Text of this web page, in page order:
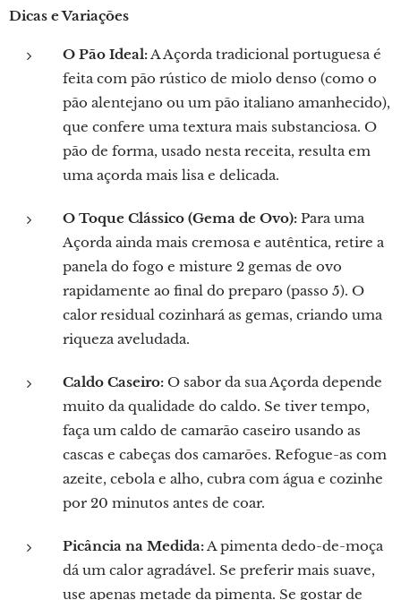
Dicas e Variações
O Pão Ideal:A Açorda tradicional portuguesa é
feita com pão rústico de miolo denso (como o
pão alentejano ou um pão italiano amanhecido),
que confere uma textura mais substanciosa. O
pão de forma, usado nesta receita, resulta em
uma açorda mais lisa e delicada.
O Toque Clássico (Gema de Ovo): Para uma
Açorda ainda mais cremosa e autêntica, retire a
panela do fogo e misture 2 gemas de ovo
rapidamente ao final do preparo (passo 5). O
calor residual cozinhará as gemas, criando uma
riqueza aveludada.
Caldo Caseiro: O sabor da sua Açorda depende
muito da qualidade do caldo. Se tiver tempo,
faça um caldo de camarão caseiro usando as
cascas e cabeças dos camarões. Refogue-as com
azeite, cebola e alho, cubra com água e cozinhe
por 20 minutos antes de coar.
Picância na Medida:A pimenta dedo-de-moça
dá um calor agradável. Se preferir mais suave,
use apenas metade da pimenta. Se gostar de